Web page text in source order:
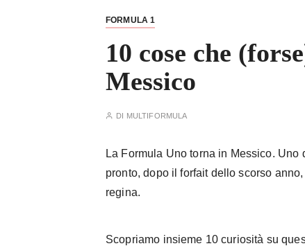
FORMULA 1
10 cose che
Messico
DI MULTIFORMULA
La Formula Uno torna in Messico.
pronto, dopo il forfait dello scorso
regina.
Scopriamo insieme 10 curiosità su